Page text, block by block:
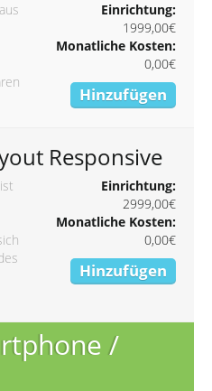
Einrichtung:
1999,00€
Monatliche Kosten:
0,00€
Hinzufügen
Responsive
Einrichtung:
2999,00€
Monatliche Kosten:
0,00€
Hinzufügen
/